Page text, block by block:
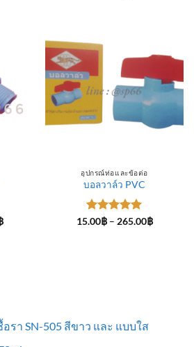
Price
อุปกรณ์ท่อและข้อต่อ
บอลวาล์ว PVC
ให้คะแนน
15.00฿ – 265.00฿Price
รา SN-505 สีขาว และ แบบใส